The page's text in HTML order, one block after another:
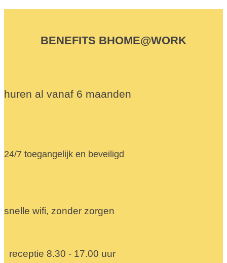
BENEFITS BHOME@WORK
huren al vanaf 6 maanden
24/7 toegangelijk en beveiligd
snelle wifi, zonder zorgen
receptie 8.30 - 17.00 uur